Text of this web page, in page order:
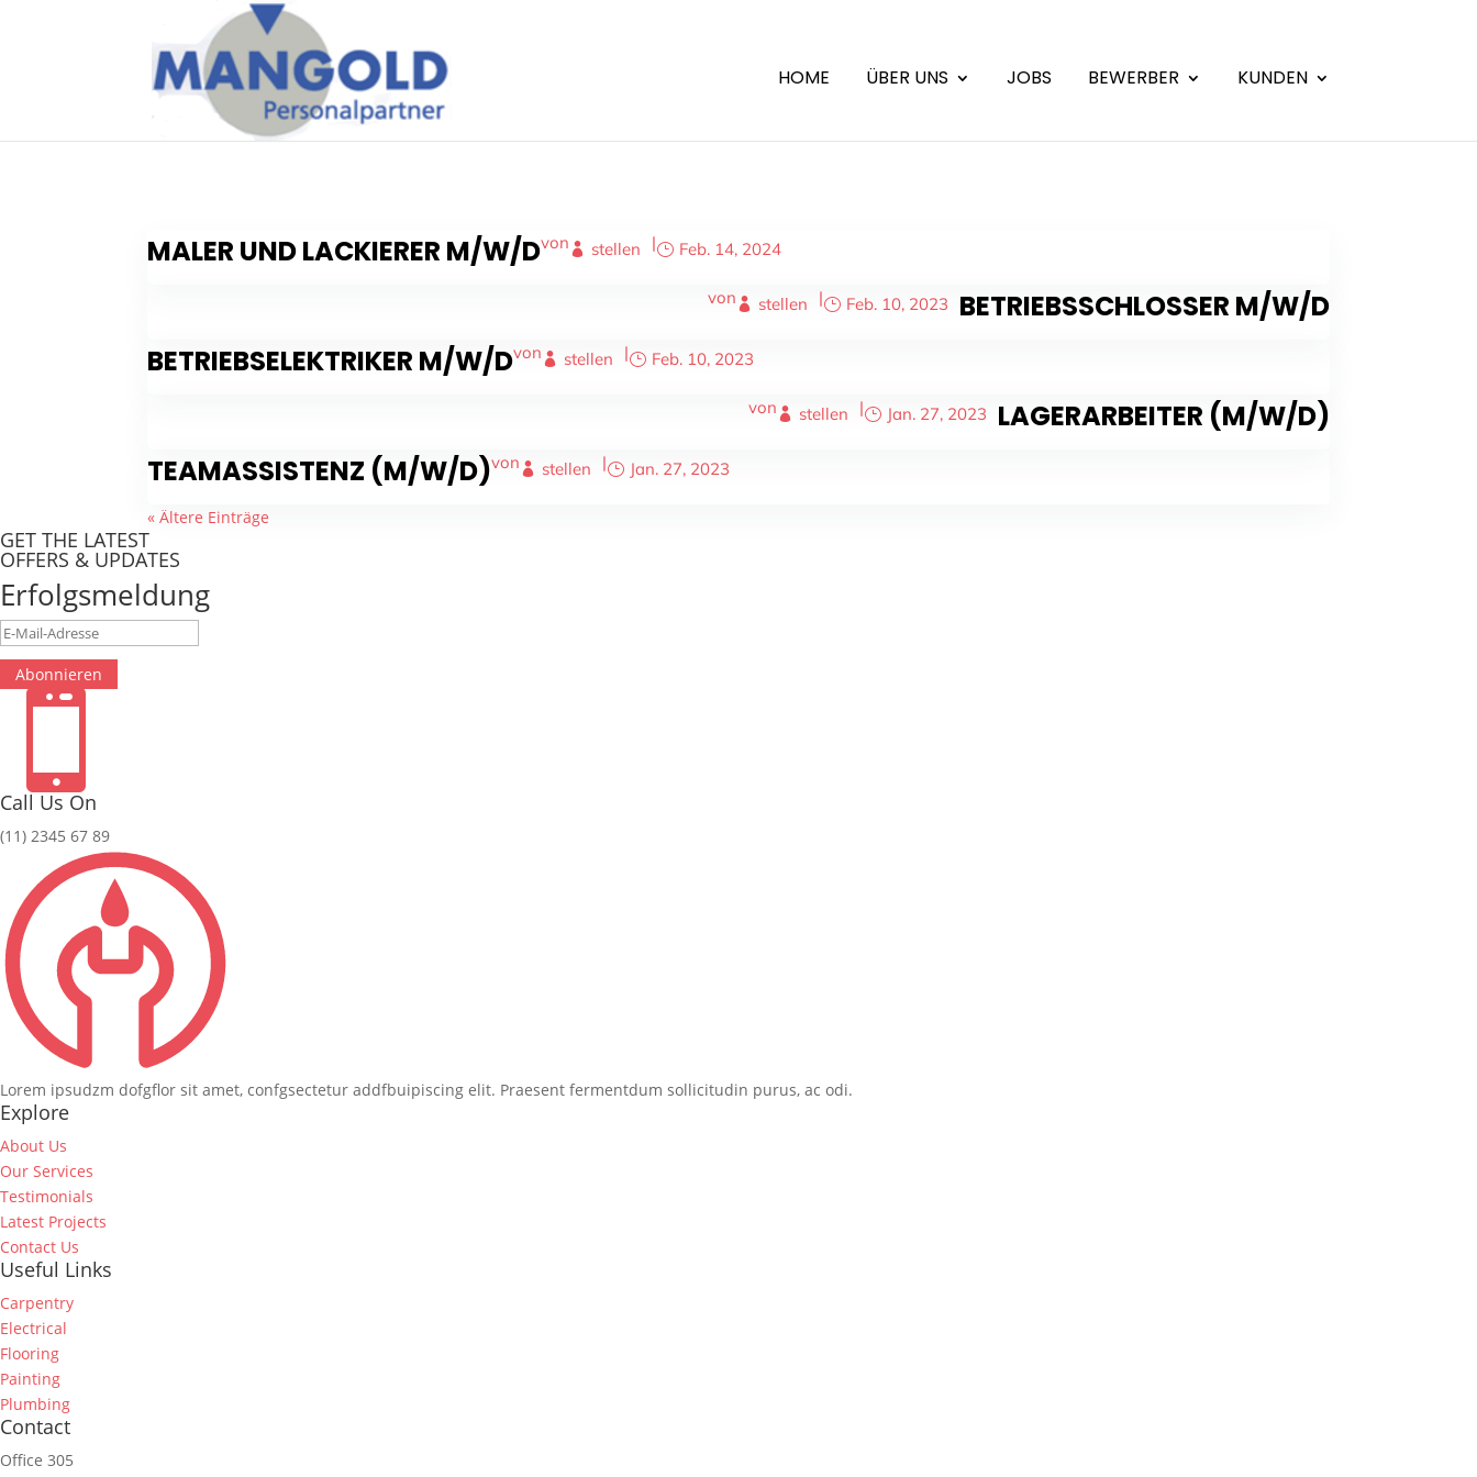
HOME ÜBER UNS JOBS BEWERBER KUNDEN
MALER UND LACKIERER M/W/Dvon stellen | Feb. 14, 2024
BETRIEBSSCHLOSSER M/W/D
von stellen | Feb. 10, 2023
BETRIEBSELEKTRIKER M/W/Dvon stellen | Feb. 10, 2023
LAGERARBEITER (M/W/D)
von stellen | Jan. 27, 2023
TEAMASSISTENZ (M/W/D)von stellen | Jan. 27, 2023
« Ältere Einträge
GET THE LATEST
OFFERS & UPDATES
Erfolgsmeldung
Abonnieren

Call Us On
(11) 2345 67 89
Lorem ipsudzm dofgflor sit amet, confgsectetur addfbuipiscing elit. Praesent fermentdum sollicitudin purus, ac odi.
Explore
About Us
Our Services
Testimonials
Latest Projects
Contact Us
Useful Links
Carpentry
Electrical
Flooring
Painting
Plumbing
Contact
Office 305